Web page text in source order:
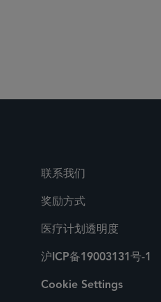
联系我们
奖励方式
医疗计划透明度
沪ICP备19003131号-1
Cookie Settings